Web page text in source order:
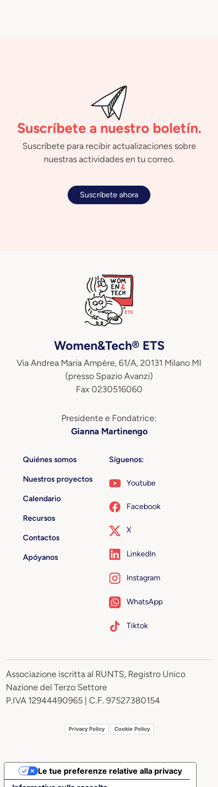
Suscríbete a nuestro boletín.
Suscríbete para recibir actualizaciones sobre
nuestras actividades en tu correo.
Suscríbete ahora
Women&Tech® ETS
Via Andrea Maria Ampère, 61/A, 20131 Milano MI
(presso Spazio Avanzi)
Fax 0230516060
Presidente e Fondatrice:
Gianna Martinengo
Quiénes somos
Nuestros proyectos
Calendario
Recursos
Contactos
Apóyanos
Síguenos:
Youtube
Facebook
X
LinkedIn
Instagram
WhatsApp
Tiktok
Associazione iscritta al RUNTS, Registro Unico
Nazione del Terzo Settore
P.IVA 12944490965 | C.F. 97527380154
Privacy Policy Cookie Policy
Le tue preferenze relative alla privacy